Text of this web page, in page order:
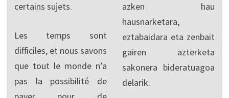
certains sujets.
Les temps sont
difficiles, et nous savons
que tout le monde n’a
pas la possibilité de
azken hau
hausnarketara,
eztabaidara eta zenbait
gairen azterketa
sakonera bideratuagoa
delarik.